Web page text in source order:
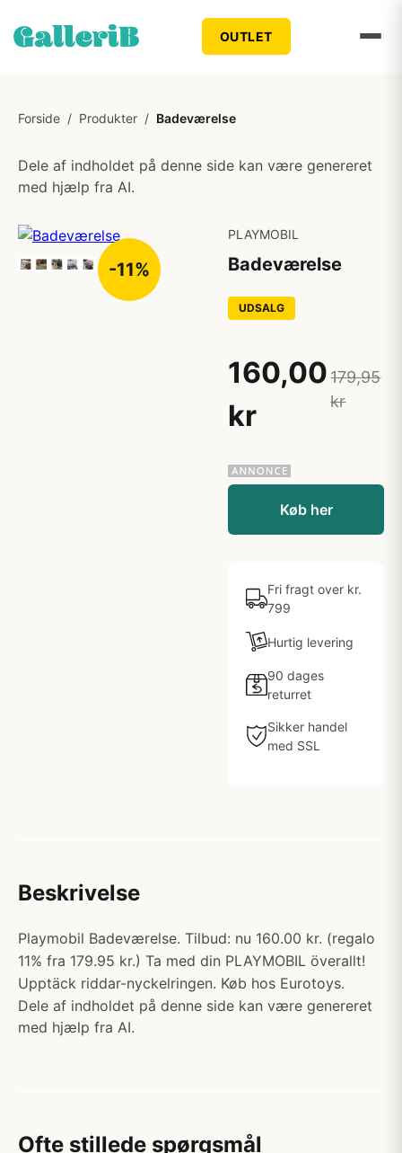
OUTLET
Forside / Produkter / Badeværelse
Dele af indholdet på denne side kan være genereret
med hjælp fra AI.
-11%
PLAYMOBIL
Badeværelse
UDSALG
160,00
kr
179,95
kr
Køb her
Fri fragt over kr.
799
Hurtig levering
90 dages
returret
Sikker handel
med SSL
Beskrivelse
Playmobil Badeværelse. Tilbud: nu 160.00 kr. (regalo
11% fra 179.95 kr.) Ta med din PLAYMOBIL överallt!
Upptäck riddar-nyckelringen. Køb hos Eurotoys.
Dele af indholdet på denne side kan være genereret
med hjælp fra AI.
Ofte stillede spørgsmål